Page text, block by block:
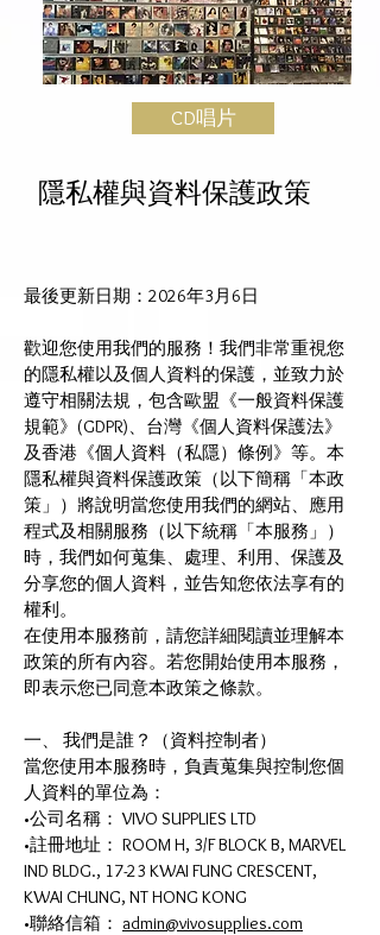
CD唱片
隱私權與資料保護政策
最後更新日期：2026年3月6日
歡迎您使用我們的服務！我們非常重視您
的隱私權以及個人資料的保護，並致力於
遵守相關法規，包含歐盟《一般資料保護
規範》(GDPR)、台灣《個人資料保護法》
及香港《個人資料（私隱）條例》等。本
隱私權與資料保護政策（以下簡稱「本政
策」）將說明當您使用我們的網站、應用
程式及相關服務（以下統稱「本服務」）
時，我們如何蒐集、處理、利用、保護及
分享您的個人資料，並告知您依法享有的
權利。
在使用本服務前，請您詳細閱讀並理解本
政策的所有內容。若您開始使用本服務，
即表示您已同意本政策之條款。
一、 我們是誰？（資料控制者）
當您使用本服務時，負責蒐集與控制您個
人資料的單位為：
•公司名稱： VIVO SUPPLIES LTD
•註冊地址： ROOM H, 3/F BLOCK B, MARVEL
IND BLDG., 17-23 KWAI FUNG CRESCENT,
KWAI CHUNG, NT HONG KONG
•聯絡信箱： admin@vivosupplies.com